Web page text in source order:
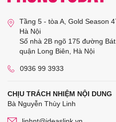
Tầng 5 - tòa A, Gold Season
Hà Nội
Số nhà 2B ngõ 175 đường
quận Long Biên, Hà Nội
0936 99 3933
CHỊU TRÁCH NHIỆM NỘI DUNG
Bà Nguyễn Thùy Linh